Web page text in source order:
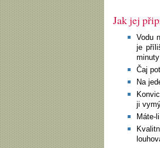
Jak jej
Vodu
je
Čaj
Na
ji
Máte-